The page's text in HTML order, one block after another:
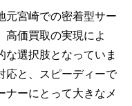
元宮崎での密着型サー
高価買取の実現によ
な選択肢となっていま
応と、スピーディーで
ナーにとって大きなメ